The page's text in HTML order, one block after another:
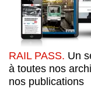
RAIL PASS. Un
à toutes nos
nos publications